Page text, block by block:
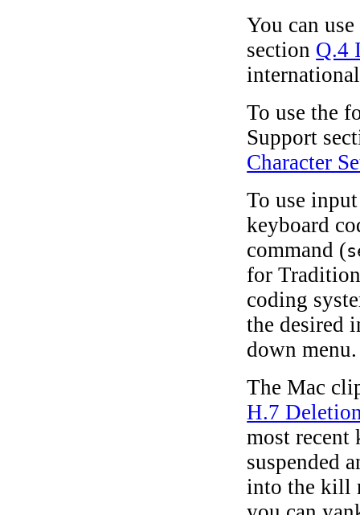
You can
section Q.4
To use the
Support
Character
To use
keyboard
command (
for
coding
the desired
down menu.
The Mac
H.7
most
suspended
into the kill